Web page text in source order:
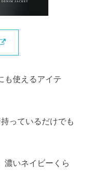
も使えるアイテ
っているだけでも
濃いネイビーくら